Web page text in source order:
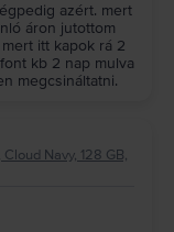
azért. mert
áron jutottom
itt kapok rá 2
kb 2 nap mulva
megcsináltatni.
Navy, 128 GB,